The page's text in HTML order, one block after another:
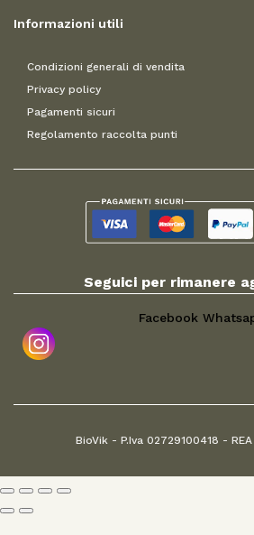
Informazioni utili
Condizioni generali di vendita
Privacy policy
Pagamenti sicuri
Regolamento raccolta punti
Seguici per rimanere
Facebook
BioVik - P.Iva 02729100418 -